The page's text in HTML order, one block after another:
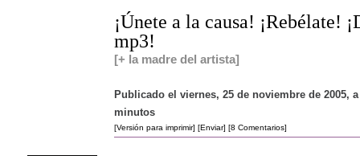
¡Únete a la causa! ¡Rebélate!
mp3!
[+ la madre del artista]
Publicado el viernes, 25 de noviembre de 2005,
minutos
[Versión para imprimir] [Enviar] [8 Comentarios]